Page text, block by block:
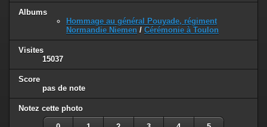
Albums
Hommage au général Pouyade, régiment
Normandie Niemen / Cérémonie à Toulon
Visites
15037
Score
pas de note
Notez cette photo